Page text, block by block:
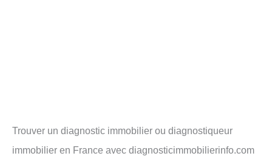
Trouver un diagnostic immobilier ou diagnostiqueur
immobilier en France avec diagnosticimmobilierinfo.com